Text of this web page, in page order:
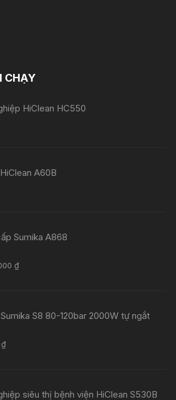
CHẠY
HiClean HC550
A60B
Sumika A868
₫
S8 80-120bar 2000W tự ngắt
₫
siêu thị bệnh viện HiClean S530B